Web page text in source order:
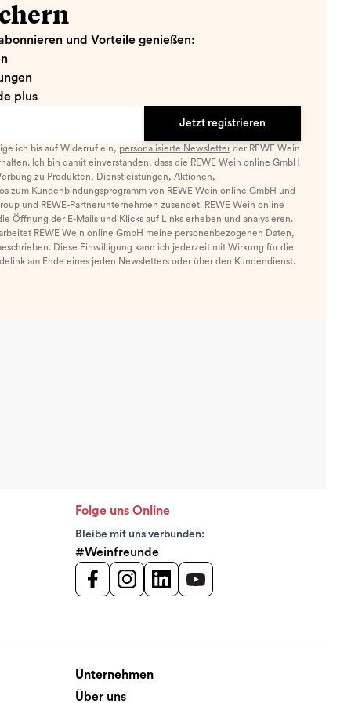
und Vorteile genießen:
plus
Jetzt registrieren
ich bis auf Widerruf ein, personalisierte Newsletterder REWE Wein
Ich bin damit einverstanden, dass die REWE Wein online GmbH
zu Produkten, Dienstleistungen, Aktionen,
zum Kundenbindungsprogramm von REWE Wein online GmbH und
und REWE-Partnerunternehmen zusendet. REWE Wein online
Öffnung der E-Mails und Klicks auf Links erheben und analysieren.
REWE Wein online GmbH meine personenbezogenen Daten,
Diese Einwilligung kann ich jederzeit mit Wirkung für die
am Ende eines jeden Newsletters oder über den Kundendienst.
Folge uns Online
Bleibe mit uns verbunden:
#Weinfreunde
Unternehmen
Über uns